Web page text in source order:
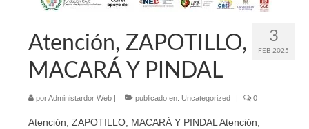
3
FEB 2025
Atención, ZAPOTILLO,
MACARÁ Y PINDAL
porAdministardor Web | publicado en: Uncategorized | 0
Atención, ZAPOTILLO, MACARÁ Y PINDAL Atención,